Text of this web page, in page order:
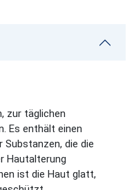
zur täglichen
Es enthält einen
die die
Hautalterung
ist die Haut glatt,